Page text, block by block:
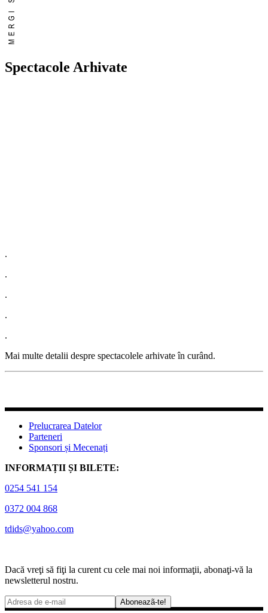
Spectacole Arhivate
.
.
.
.
.
Mai multe detalii despre spectacolele arhivate în curând.
Prelucrarea Datelor
Parteneri
Sponsori și Mecenați
INFORMAȚII ȘI BILETE:
0254 541 154
0372 004 868
tdids@yahoo.com
Dacă vreţi să fiţi la curent cu cele mai noi informaţii, abonaţi-vă la
newsletterul nostru.